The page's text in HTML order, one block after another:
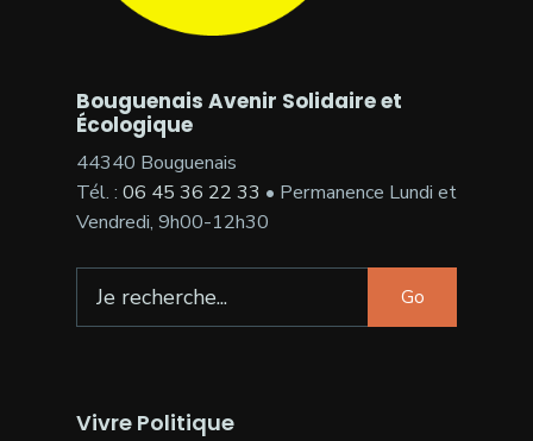
Bouguenais Avenir Solidaire et
Écologique
44340 Bouguenais
Tél. : 06 45 36 22 33 • Permanence Lundi et
Vendredi, 9h00-12h30
for:
Go
Vivre Politique